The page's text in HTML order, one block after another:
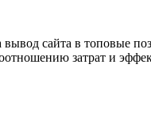
сайта в топовые
затрат и